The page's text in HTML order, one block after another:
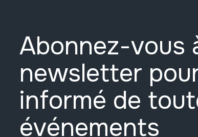
Abonnez-vous
newsletter
informé de
événements